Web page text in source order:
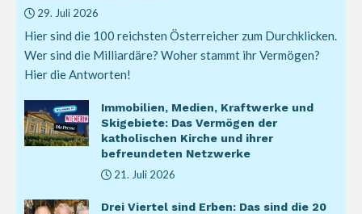
29. Juli 2026
Hier sind die 100 reichsten Österreicher zum Durchklicken.
Wer sind die Milliardäre? Woher stammt ihr Vermögen?
Hier die Antworten!
Immobilien, Medien, Kraftwerke und
Skigebiete: Das Vermögen der
katholischen Kirche und ihrer
befreundeten Netzwerke
21. Juli 2026
Drei Viertel sind Erben: Das sind die 20